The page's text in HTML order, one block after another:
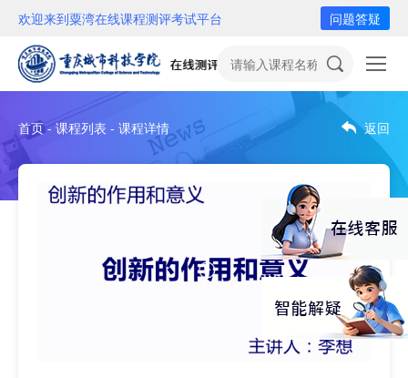
欢迎来到粟湾在线课程测评考试平台 问题答疑
首页 - 课程列表 - 课程详情 返回